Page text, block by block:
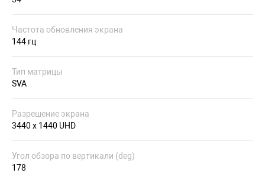
Частота обновления экрана
144 гц
Тип матрицы
SVA
Разрешение экрана
3440 x 1440 UHD
Угол обзора по вертикали (deg)
178